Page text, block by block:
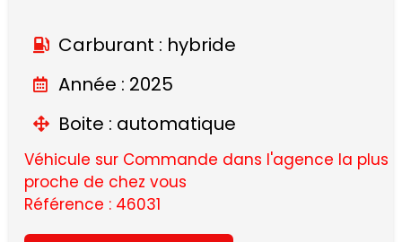
Carburant : hybride
Année : 2025
Boite : automatique
Véhicule sur Commande dans l'agence la plus
proche de chez vous
Référence : 46031